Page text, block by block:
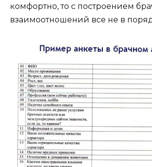
комфортно, то с построением
взаимоотношений все не в